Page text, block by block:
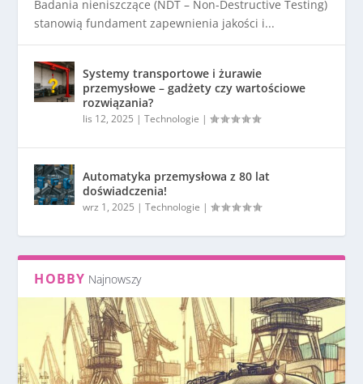
Badania nieniszczące (NDT – Non-Destructive Testing)
stanowią fundament zapewnienia jakości i...
Systemy transportowe i żurawie
przemysłowe – gadżety czy wartościowe
rozwiązania?
lis 12, 2025 |Technologie |
Automatyka przemysłowa z 80 lat
doświadczenia!
wrz 1, 2025 |Technologie |
HOBBY Najnowszy